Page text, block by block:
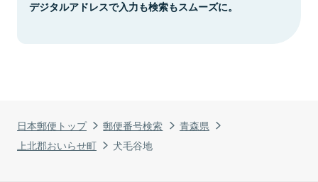
日本郵便トップ 郵便番号検索
青森県
上北郡おいらせ町
犬毛谷地
デジタルアドレスで入力も検索もスムーズに。